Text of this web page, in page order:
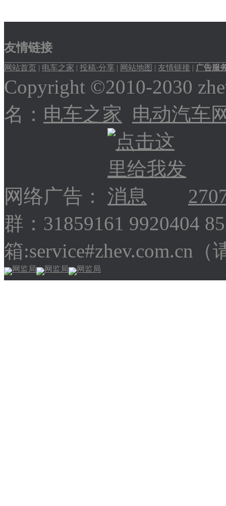
友情链接
网站首页 | 电车之家 | 投稿·分享 | 网站地图 | 友情链接 | 广告服
Copyright ©2010-2030
名： 电车之家 电动汽车
网络广告：
群：31859161 9920404
箱:service#zhev.com.cn